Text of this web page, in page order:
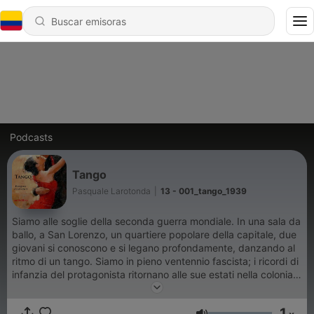
Podcasts
Tango
Pasquale Larotonda 13 - 001_tango_1939
Siamo alle soglie della seconda guerra mondiale. In una sala da
ballo, a San Lorenzo, un quartiere popolare della capitale, due
giovani si conoscono e si legano profondamente, danzando al
ritmo di un tango. Siamo in pieno ventennio fascista; i ricordi di
infanzia del protagonista ritornano alle sue estati nella colonia
romagnola per i figli degli italiani all'estero, trascorse sulle rive